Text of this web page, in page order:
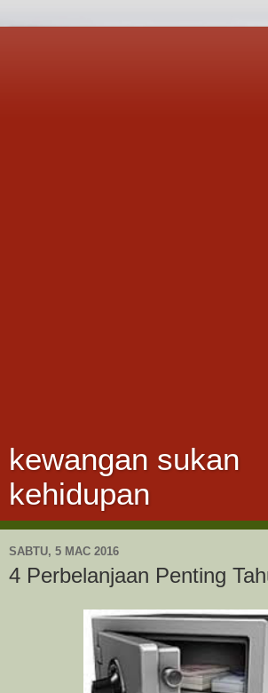
kewangan sukan
kehidupan
SABTU, 5 MAC 2016
4 Perbelanjaan Penting